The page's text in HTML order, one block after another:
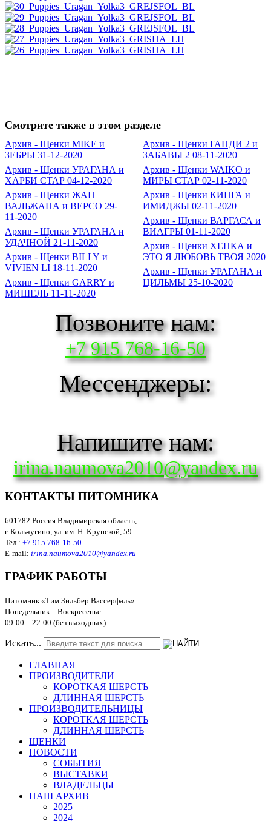
Смотрите также в этом разделе
Архив - Щенки MIKE и
ЗЕБРЫ 31-12-2020
Архив - Щенки УРАГАНА и
ХАРБИ СТАР 04-12-2020
Архив - Щенки ЖАН
ВАЛЬЖАНА и ВЕРСО 29-
11-2020
Архив - Щенки УРАГАНА и
УДАЧНОЙ 21-11-2020
Архив - Щенки BILLY и
VIVIEN LI 18-11-2020
Архив - Щенки GARRY и
МИШЕЛЬ 11-11-2020
Архив - Щенки ГАНДИ 2 и
ЗАБАВЫ 2 08-11-2020
Архив - Щенки WAIKO и
МИРЫ СТАР 02-11-2020
Архив - Щенки КИНГА и
ИМИДЖЫ 02-11-2020
Архив - Щенки ВАРГАСА и
ВИАГРЫ 01-11-2020
Архив - Щенки ХЕНКА и
ЭТО Я ЛЮБОВЬ ТВОЯ 2020
Архив - Щенки УРАГАНА и
ЦИЛЬМЫ 25-10-2020
Позвоните нам:
+7 915 768-16-50
Мессенджеры:
Напишите нам:
irina.naumova2010@yandex.ru
КОНТАКТЫ ПИТОМНИКА
601782 Россия Владимирская область,
г. Кольчугино, ул. им. Н. Крупской, 59
Тел.: +7 915 768-16-50
E-mail: irina.naumova2010@yandex.ru
ГРАФИК РАБОТЫ
Питомник «Тим Зильбер Вассерфаль»
Понедельник – Воскресенье:
09:00 – 22:00 (без выходных).
Искать...
ГЛАВНАЯ
ПРОИЗВОДИТЕЛИ
КОРОТКАЯ ШЕРСТЬ
ДЛИННАЯ ШЕРСТЬ
ПРОИЗВОДИТЕЛЬНИЦЫ
КОРОТКАЯ ШЕРСТЬ
ДЛИННАЯ ШЕРСТЬ
ЩЕНКИ
НОВОСТИ
СОБЫТИЯ
ВЫСТАВКИ
ВЛАДЕЛЬЦЫ
НАШ АРХИВ
2025
2024